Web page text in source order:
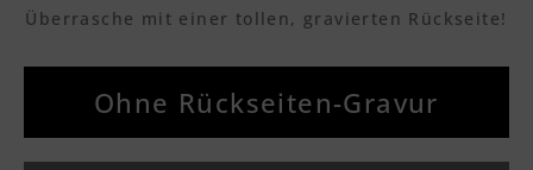
Textvorschau
Textvorschau
Überrasche mit einer tollen, gravierten Rückseite!
Ohne Rückseiten-Gravur